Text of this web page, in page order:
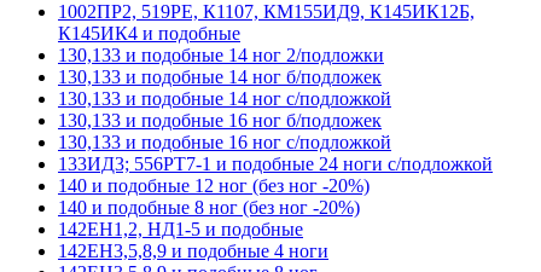
1002ПР2, 519РЕ, К1107, КМ155ИД9, К145ИК12Б,
К145ИК4 и подобные
130,133 и подобные 14 ног 2/подложки
130,133 и подобные 14 ног б/подложек
130,133 и подобные 14 ног с/подложкой
130,133 и подобные 16 ног б/подложек
130,133 и подобные 16 ног с/подложкой
133ИД3; 556РТ7-1 и подобные 24 ноги с/подложкой
140 и подобные 12 ног (без ног -20%)
140 и подобные 8 ног (без ног -20%)
142ЕН1,2, НД1-5 и подобные
142ЕН3,5,8,9 и подобные 4 ноги